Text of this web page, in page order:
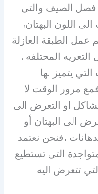
فصل الصيف والتى
اللون البهتان،
عمل الطبقة العازلة
المختلفة .
يتميز بها
مرور الوقت لا
او التعرض الى
الى البهتان أو
،فنحن نعتمد
التى تستطيع
تتعرض اليه